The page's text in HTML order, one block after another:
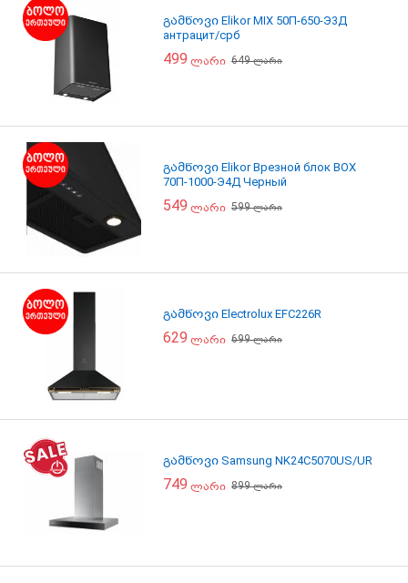
გამწოვი Elikor MIX 50П-650-Э3Д
антрацит/срб
499 ლარი 649ლარი
გამწოვი Elikor Врезной блок BOX
70П-1000-Э4Д Черный
549 ლარი 599ლარი
გამწოვი Electrolux EFC226R
629 ლარი 699ლარი
გამწოვი Samsung NK24C5070US/UR
749 ლარი 899ლარი